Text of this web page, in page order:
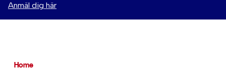
Anmäl dig här
Home